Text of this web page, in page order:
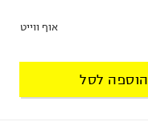
אוף ווייט
הוספה לסל